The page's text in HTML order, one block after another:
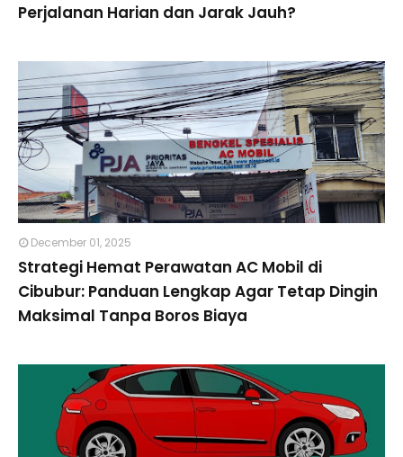
Perjalanan Harian dan Jarak Jauh?
December 01, 2025
Strategi Hemat Perawatan AC Mobil di
Cibubur: Panduan Lengkap Agar Tetap Dingin
Maksimal Tanpa Boros Biaya